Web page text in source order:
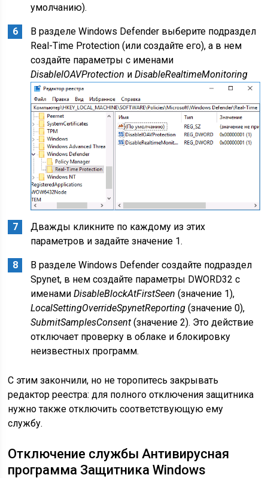
умолчанию).
В разделе Windows Defender выберите подраздел
Real-Time Protection (или создайте его), а в нем
создайте параметры с именами
DisableIOAVProtection иDisableRealtimeMonitoring
Дважды кликните по каждому из этих
параметров и задайте значение 1.
В разделе Windows Defender создайте подраздел
Spynet, в нем создайте параметры DWORD32 с
именамиDisableBlockAtFirstSeen (значение 1),
LocalSettingOverrideSpynetReporting (значение 0),
SubmitSamplesConsent (значение 2). Это действие
отключает проверку в облаке и блокировку
неизвестных программ.
С этим закончили, но не торопитесь закрывать
редактор реестра: для полного отключения защитника
нужно также отключить соответствующую ему
службу.
Отключение службы Антивирусная
программа Защитника Windows